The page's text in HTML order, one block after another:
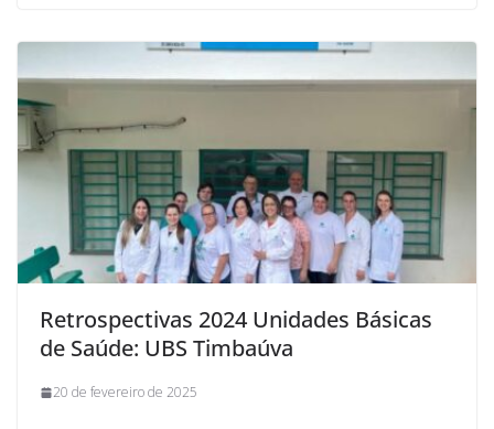
Retrospectivas 2024 Unidades Básicas
de Saúde: UBS Timbaúva
20 de fevereiro de 2025